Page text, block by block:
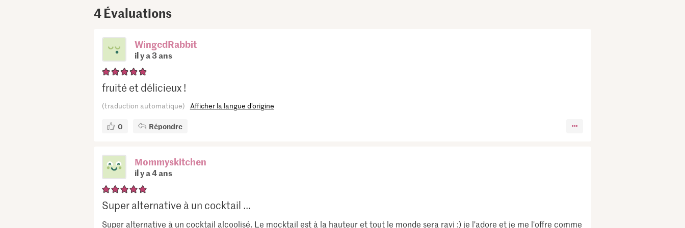
4Évaluations
WingedRabbit
il y a 3 ans
fruité et délicieux !
(traduction automatique) Afficher la langue d’origine
0 Répondre
Mommyskitchen
il y a 4 ans
Super alternative à un cocktail ...
Super alternative à un cocktail alcoolisé. Le mocktail est à la hauteur et tout le monde sera ravi :) je l'adore et je me l'offre comme